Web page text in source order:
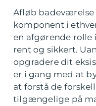
Afløb badeværelse
komponent i
en afgørende
rent og sikkert.
opgradere dit
er i gang med at
at forstå de
tilgængelige på